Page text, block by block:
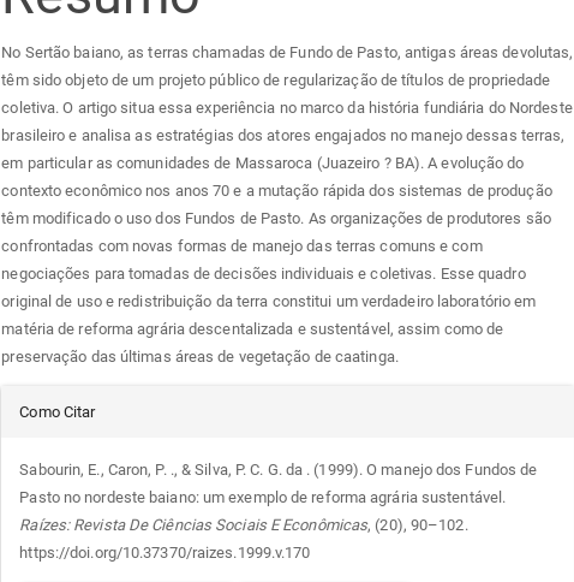
No Sertão baiano, as terras chamadas de Fundo de Pasto, antigas áreas devolutas,
têm sido objeto de um projeto público de regularização de títulos de propriedade
coletiva. O artigo situa essa experiência no marco da história fundiária do Nordeste
brasileiro e analisa as estratégias dos atores engajados no manejo dessas terras,
em particular as comunidades de Massaroca (Juazeiro ? BA). A evolução do
contexto econômico nos anos 70 e a mutação rápida dos sistemas de produção
têm modificado o uso dos Fundos de Pasto. As organizações de produtores são
confrontadas com novas formas de manejo das terras comuns e com
negociações para tomadas de decisões individuais e coletivas. Esse quadro
original de uso e redistribuição da terra constitui um verdadeiro laboratório em
matéria de reforma agrária descentalizada e sustentável, assim como de
preservação das últimas áreas de vegetação de caatinga.
Detalhes
do
artigo
Como Citar
Sabourin, E., Caron, P. ., & Silva, P. C. G. da . (1999). O manejo dos Fundos de
Pasto no nordeste baiano: um exemplo de reforma agrária sustentável.
Raízes: Revista De Ciências Sociais E Econômicas, (20), 90–102.
https://doi.org/10.37370/raizes.1999.v.170